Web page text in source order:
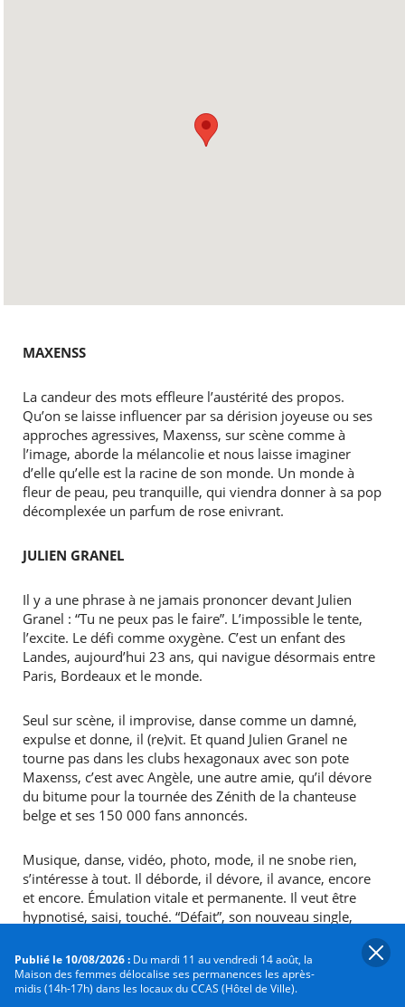
Publié le 10/08/2026 : Du mardi 11 au vendredi 14 août, la
Maison des femmes délocalise ses permanences les après-
midis (14h-17h) dans les locaux du CCAS (Hôtel de Ville).
MAXENSS
La candeur des mots effleure l’austérité des propos.
Qu’on se laisse influencer par sa dérision joyeuse ou ses
approches agressives, Maxenss, sur scène comme à
l’image, aborde la mélancolie et nous laisse imaginer
d’elle qu’elle est la racine de son monde. Un monde à
fleur de peau, peu tranquille, qui viendra donner à sa pop
décomplexée un parfum de rose enivrant.
JULIEN GRANEL
Il y a une phrase à ne jamais prononcer devant Julien
Granel : “Tu ne peux pas le faire”. L’impossible le tente,
l’excite. Le défi comme oxygène. C’est un enfant des
Landes, aujourd’hui 23 ans, qui navigue désormais entre
Paris, Bordeaux et le monde.
Seul sur scène, il improvise, danse comme un damné,
expulse et donne, il (re)vit. Et quand Julien Granel ne
tourne pas dans les clubs hexagonaux avec son pote
Maxenss, c’est avec Angèle, une autre amie, qu’il dévore
du bitume pour la tournée des Zénith de la chanteuse
belge et ses 150 000 fans annoncés.
Musique, danse, vidéo, photo, mode, il ne snobe rien,
s’intéresse à tout. Il déborde, il dévore, il avance, encore
et encore. Émulation vitale et permanente. Il veut être
hypnotisé, saisi, touché. “Défait”, son nouveau single,
Informations pratiques